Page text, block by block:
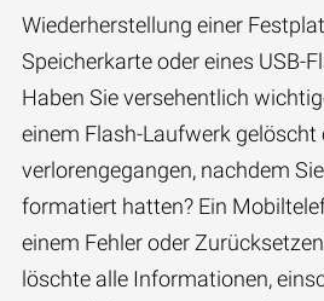
Wiederherstellung einer
Speicherkarte oder eines USB-
Haben Sie versehentlich
einem Flash-Laufwerk gelöscht
verlorengegangen, nachdem
formatiert hatten? Ein
einem Fehler oder
löschte alle Informationen,